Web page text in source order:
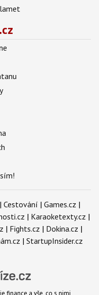
Cestování | Games.cz |
| Karaoketexty.cz |
| Fights.cz | Dokina.cz |
| StartupInsider.cz
finance a vše, co s nimi